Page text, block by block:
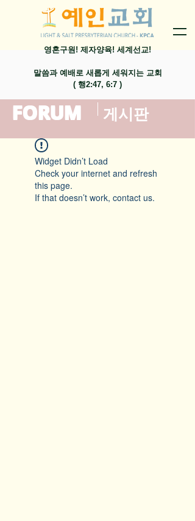
영혼구원! 제자양육! 세계선교!
말씀과 예배로 새롭게 세워지는 교회
​( 행2:47, 6:7 )
FORUM ​게시판
Widget Didn’t Load
Check your internet and refresh
this page.
If that doesn’t work, contact us.